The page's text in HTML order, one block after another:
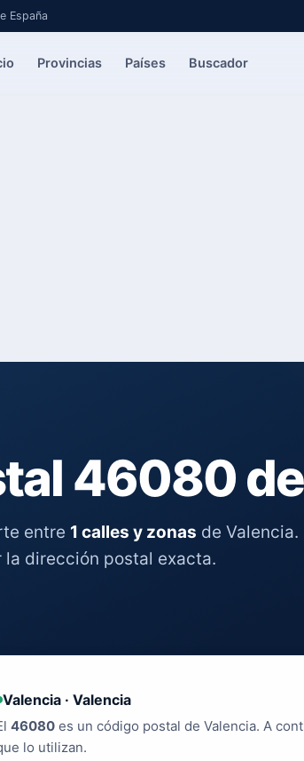
España
Provincias Países Buscador
46080
entre 1 calles y zonas de Valencia.
dirección postal exacta.
Valencia · Valencia
46080 es un código postal de Valencia. A
lo utilizan.